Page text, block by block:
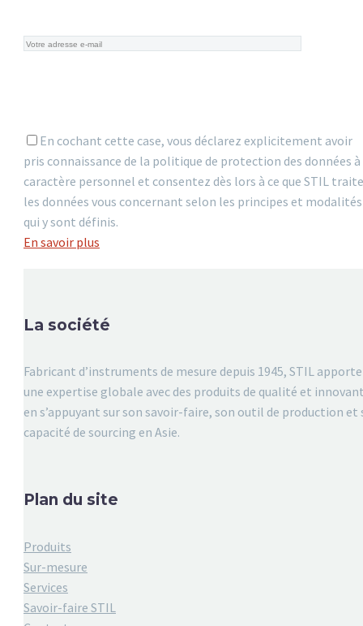
En cochant cette case, vous déclarez explicitement avoir
pris connaissance de la politique de protection des données à
caractère personnel et consentez dès lors à ce que STIL traite
les données vous concernant selon les principes et modalités
qui y sont définis.
En savoir plus
La société
Fabricant d’instruments de mesure depuis 1945, STIL apporte
une expertise globale avec des produits de qualité et
en s’appuyant sur son savoir-faire, son outil de production et
capacité de sourcing en Asie.
Plan du site
Produits
Sur-mesure
Services
Savoir-faire STIL